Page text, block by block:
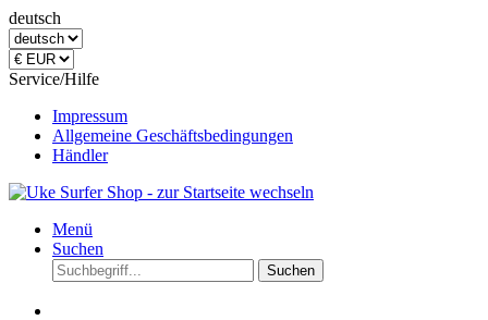
deutsch
Service/Hilfe
Impressum
Allgemeine Geschäftsbedingungen
Händler
Menü
Suchen
Suchen